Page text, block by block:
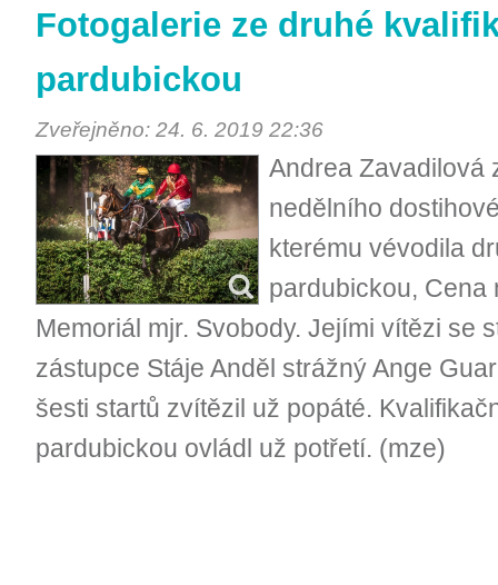
Fotogalerie ze druhé
pardubickou
Zveřejněno: 24. 6. 2019 22:36
Andrea Zavadilová
nedělního
kterému vévodila
pardubickou, Cena
Memoriál mjr. Svobody. Jejími vítězi se
zástupce Stáje Anděl strážný Ange
šesti startů zvítězil už popáté.
pardubickou ovládl už potřetí. (mze)